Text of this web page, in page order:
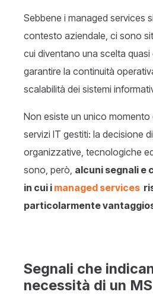
Sebbene i managed services
contesto aziendale, ci sono
cui diventano una scelta
garantire la continuità
scalabilità dei sistemi
Non esiste un unico momento
servizi IT gestiti: la decisione
organizzative, tecnologiche
sono, però, alcuni segnali
in cui i managed services
particolarmente
Segnali che
necessità di un